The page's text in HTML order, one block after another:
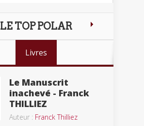
LE TOP POLAR
Livres
Le Manuscrit
inachevé - Franck
THILLIEZ
Auteur : Franck Thilliez